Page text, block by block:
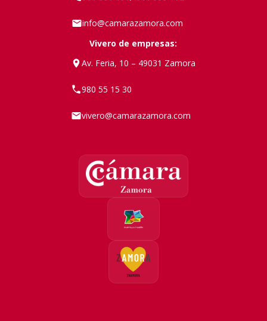
info@camarazamora.com
Vivero de empresas:
Av. Feria, 10 – 49031 Zamora
980 55 15 30
vivero@camarazamora.com